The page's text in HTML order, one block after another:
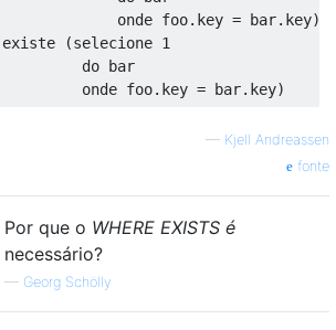
onde foo.key = bar.key)
existe (selecione 1
do bar
— Kjell Andreassen
fonte
Por que o WHERE EXISTS é
necessário?
— Georg Schölly